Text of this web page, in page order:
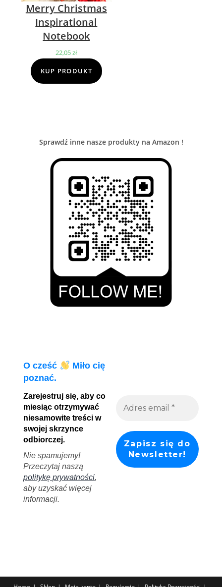
Merry Christmas
Inspirational
Notebook
22,05zł
KUP PRODUKT
Sprawdź inne nasze produkty na Amazon !
O cześć
Miło cię
poznać.
Zarejestruj się, aby co
miesiąc otrzymywać
niesamowite treści w
swojej skrzynce
odbiorczej.
Nie spamujemy!
Przeczytaj naszą
politykę prywatności,
aby uzyskać więcej
informacji.